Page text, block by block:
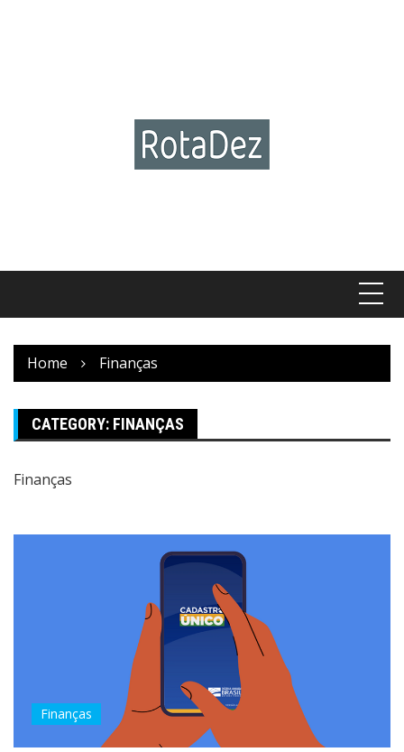
Home Finanças
CATEGORY: FINANÇAS
Finanças
Finanças